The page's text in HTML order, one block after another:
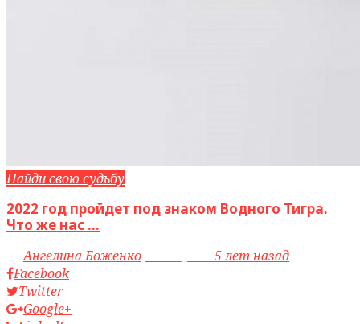
Найди свою судьбу
2022 год пройдет под знаком Водного Тигра.
Что же нас ...
byАнгелина Боженко
5 лет назад
Facebook
Twitter
Google+